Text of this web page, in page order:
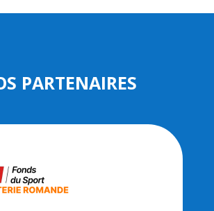
PARTENAIRES